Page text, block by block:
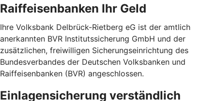
Raiffeisenbanken Ihr Geld
Ihre Volksbank Delbrück-Rietberg eG ist der amtlich
anerkannten BVR Institutssicherung GmbH und der
zusätzlichen, freiwilligen Sicherungseinrichtung des
Bundesverbandes der Deutschen Volksbanken und
Raiffeisenbanken (BVR) angeschlossen.
Einlagensicherung verständlich